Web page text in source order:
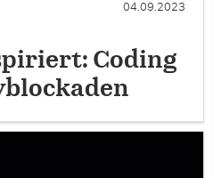
04.09.2023
Coding